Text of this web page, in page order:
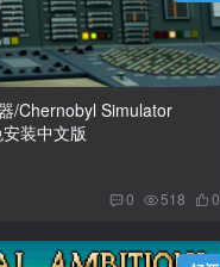
/Chernobyl Simulator
免安装中文版
0 518 0